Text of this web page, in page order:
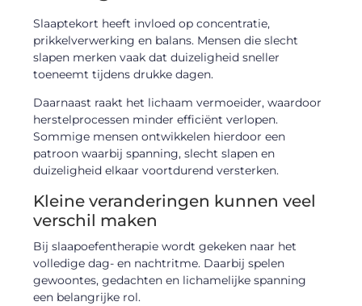
Slaaptekort heeft invloed op concentratie,
prikkelverwerking en balans. Mensen die slecht
slapen merken vaak dat duizeligheid sneller
toeneemt tijdens drukke dagen.
Daarnaast raakt het lichaam vermoeider, waardoor
herstelprocessen minder efficiënt verlopen.
Sommige mensen ontwikkelen hierdoor een
patroon waarbij spanning, slecht slapen en
duizeligheid elkaar voortdurend versterken.
Kleine veranderingen kunnen veel
verschil maken
Bij slaapoefentherapie wordt gekeken naar het
volledige dag- en nachtritme. Daarbij spelen
gewoontes, gedachten en lichamelijke spanning
een belangrijke rol.